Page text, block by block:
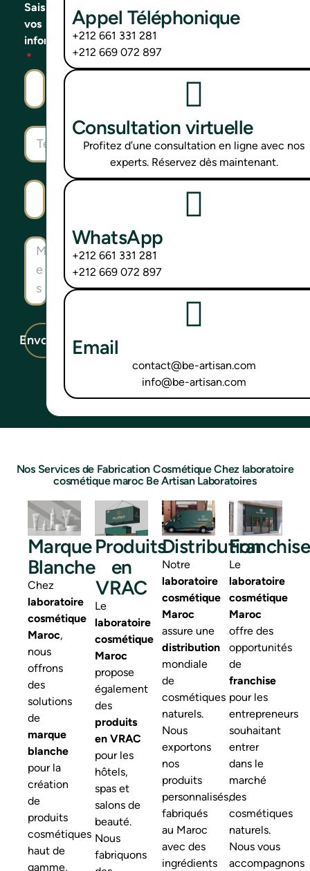
Saisissez
vos
informations
Envoyer
Appel Téléphonique
+212 661 331 281
+212 669 072 897
Consultation virtuelle
Profitez d’une consultation en ligne avec nos
experts. Réservez dès maintenant.
WhatsApp
+212 661 331 281
+212 669 072 897
Email
contact@be-artisan.com
info@be-artisan.com
Nos Services de Fabrication Cosmétique Chez laboratoire
cosmétique maroc Be Artisan Laboratoires
Marque
Blanche
Chez
laboratoire
cosmétique
Maroc,
nous
offrons
des
solutions
de
marque
blanche
pour la
création
de
produits
cosmétiques
haut de
gamme,
Produits
en
VRAC
Le
laboratoire
cosmétique
Maroc
propose
également
des
produits
en VRAC
pour les
hôtels,
spas et
salons de
beauté.
Nous
fabriquons
Distribution
Notre
laboratoire
cosmétique
Maroc
assure une
distribution
mondiale
de
cosmétiques
naturels.
Nous
exportons
nos
produits
personnalisés,
fabriqués
au Maroc
avec des
ingrédients
Franchise
Le
laboratoire
cosmétique
Maroc
offre des
opportunités
de
franchise
pour les
entrepreneurs
souhaitant
entrer
dans le
marché
des
cosmétiques
naturels.
Nous vous
accompagnons